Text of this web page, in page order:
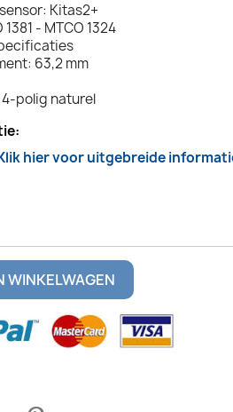
Kitas2+
- MTCO 1324
63,2 mm
4-polig naturel
hier voor uitgebreide
WINKELWAGEN